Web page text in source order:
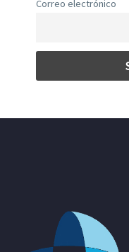
Correo electrónico